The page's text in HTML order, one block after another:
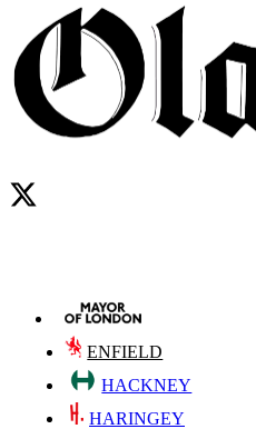
ENFIELD
HACKNEY
HARINGEY